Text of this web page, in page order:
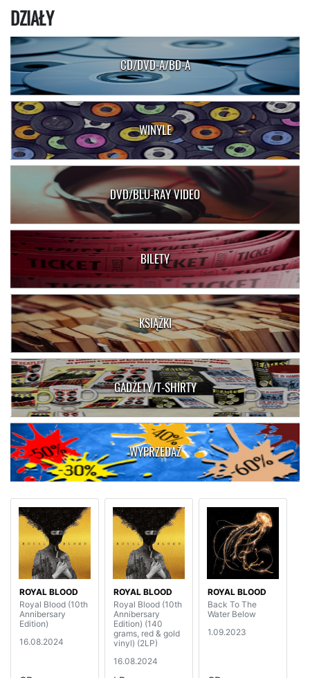
DZIAŁY
CD/DVD-A/BD-A
WINYLE
DVD/BLU-RAY VIDEO
BILETY
KSIĄŻKI
GADŻETY/T-SHIRTY
WYPRZEDAŻ
ROYAL BLOOD
Royal Blood (10th
Annibersary
Edition)
16.08.2024
ROYAL BLOOD
Royal Blood (10th
Annibersary
Edition) (140
grams, red & gold
vinyl) (2LP)
16.08.2024
ROYAL BLOOD
Back To The
Water Below
1.09.2023